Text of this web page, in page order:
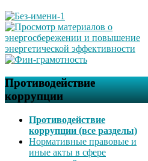
Противодействие
коррупции
Противодействие
коррупции (все разделы)
Нормативные правовые и
иные акты в сфере